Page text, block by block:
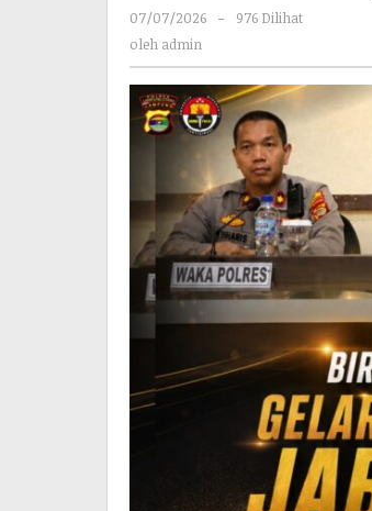
Utara
07/07/2026
oleh
-
976 Dilihat
oleh admin